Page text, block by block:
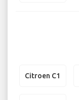
Citroen C1